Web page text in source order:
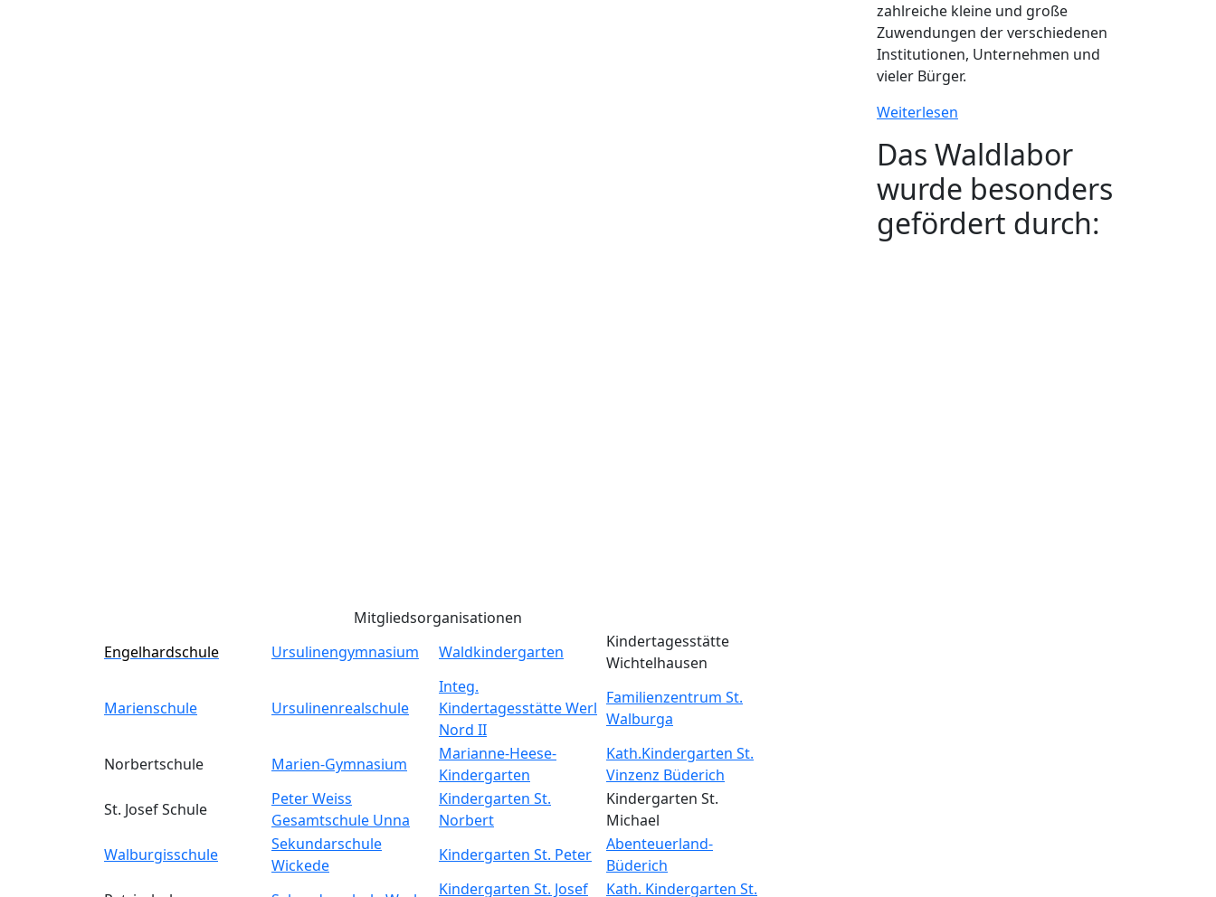
zahlreiche kleine und große
Zuwendungen der verschiedenen
Institutionen, Unternehmen und
vieler Bürger.
Weiterlesen
Das Waldlabor
wurde besonders
gefördert durch:
Mitgliedsorganisationen
Engelhardschule
Ursulinengymnasium Waldkindergarten
Kindertagesstätte
Wichtelhausen
Marienschule Ursulinenrealschule
Integ.
Kindertagesstätte Werl
Nord II
Familienzentrum St.
Walburga
Norbertschule Marien-Gymnasium
Marianne-Heese-
Kindergarten
Kath.Kindergarten St.
Vinzenz Büderich
St. Josef Schule
Peter Weiss
Gesamtschule Unna
Kindergarten St.
Norbert
Kindergarten St.
Michael
Walburgisschule
Sekundarschule
Wickede
Kindergarten St. Peter
Abenteuerland-
Büderich
Kindergarten St. Josef Kath. Kindergarten St.